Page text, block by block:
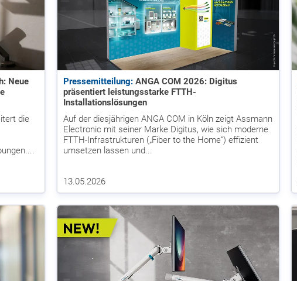
Neue
die
Pressemitteilung: ANGA COM 2026: Digitus
präsentiert leistungsstarke FTTH-
Installationslösungen
Auf der diesjährigen ANGA COM in Köln zeigt Assmann
Electronic mit seiner Marke Digitus, wie sich moderne
FTTH-Infrastrukturen („Fiber to the Home“) effizient
umsetzen lassen und...
13.05.2026